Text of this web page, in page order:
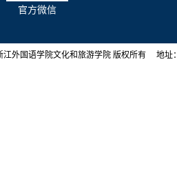
官方微信
江外国语学院文化和旅游学院 版权所有 地址